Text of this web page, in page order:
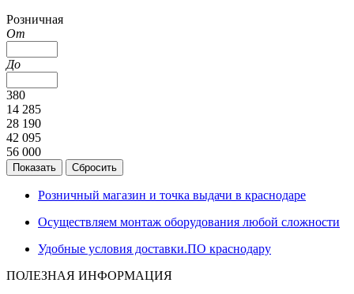
Розничная
От
До
380
14 285
28 190
42 095
56 000
Розничный магазин и точка выдачи в краснодаре
Осуществляем монтаж оборудования любой сложности
Удобные условия доставки.ПО краснодару
ПОЛЕЗНАЯ ИНФОРМАЦИЯ